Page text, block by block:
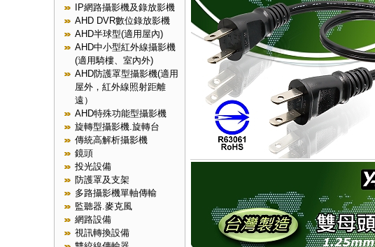
IP網路攝影機及錄放影機
AHD DVR數位錄放影機
AHD半球型(適用屋內)
AHD中小型紅外線攝影機
(適用騎樓、室內外)
AHD防護罩型攝影機(適用
屋外，紅外線照射距離
遠）
AHD特殊功能型攝影機
旋轉型攝影機.旋轉台
傳統高解析攝影機
鏡頭
投光設備
防護罩及支架
多路攝影機單軸傳輸
監聽器.麥克風
網路設備
視訊轉換設備